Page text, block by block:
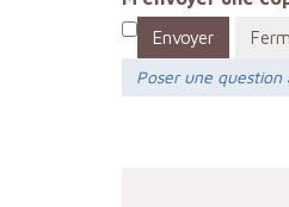
Envoyer
Poser une